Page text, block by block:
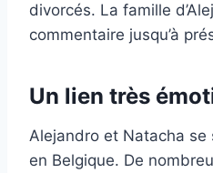
divorcés. La famille
commentaire jusqu’à
Un lien très
Alejandro et Natacha se
en Belgique. De